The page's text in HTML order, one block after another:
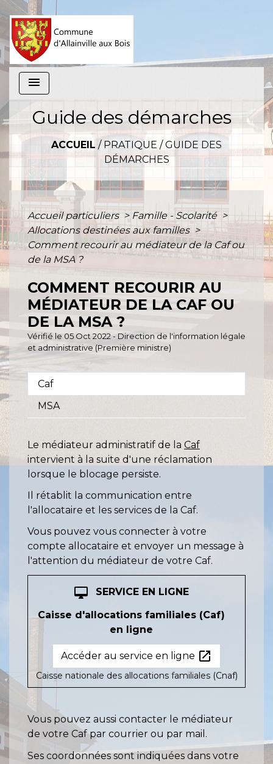
menu
Guide des démarches
ACCUEIL / PRATIQUE /GUIDE DES
DÉMARCHES
Accueil particuliers > Famille - Scolarité >
Allocations destinées aux familles >
Comment recourir au médiateur de la Caf ou
de la MSA ?
COMMENT RECOURIR AU
MÉDIATEUR DE LA CAF OU
DE LA MSA ?
Vérifié le 05 Oct 2022 - Direction de l'information légale
et administrative (Première ministre)
Caf
MSA
Le médiateur administratif de la Caf
intervient à la suite d'une réclamation
lorsque le blocage persiste.
Il rétablit la communication entre
l'allocataire et les services de la Caf.
Vous pouvez vous connecter à votre
compte allocataire et envoyer un message à
l'attention du médiateur de votre Caf.
desktop_mac
SERVICE EN LIGNE
Caisse d'allocations familiales (Caf)
en ligne
Accéder au service en ligne open_in_new
Caisse nationale des allocations familiales (Cnaf)
Vous pouvez aussi contacter le médiateur
de votre Caf par courrier ou par mail.
Ses coordonnées sont indiquées dans votre